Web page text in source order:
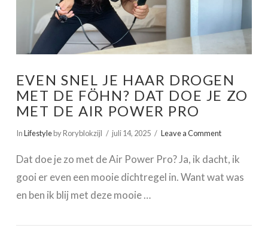
EVEN SNEL JE HAAR DROGEN
MET DE FÖHN? DAT DOE JE ZO
MET DE AIR POWER PRO
InLifestyleby Roryblokzijl juli 14, 2025 Leave a Comment
Dat doe je zo met de Air Power Pro? Ja, ik dacht, ik
gooi er even een mooie dichtregel in. Want wat was
en ben ik blij met deze mooie …